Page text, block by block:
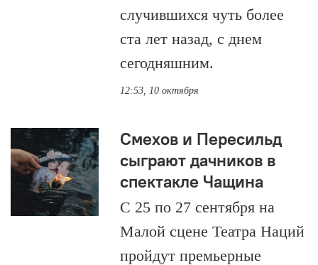
случившихся чуть более
ста лет назад, с днем
сегодняшним.
12:53, 10 октября
Смехов и Пересильд
сыграют дачников в
спектакле Чащина
С 25 по 27 сентября на
Малой сцене Театра Наций
пройдут премьерные